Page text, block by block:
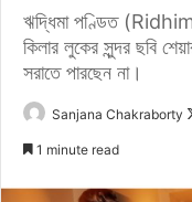
ঋদ্ধিমা পণ্ডিত
কিলার লুকের সুন্দর ছবি
সরাতে পারছেন না।
Sanjana Chakraborty
1 minute read